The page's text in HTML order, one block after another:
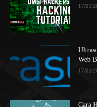
17/01/
Web
17/01/
Cara